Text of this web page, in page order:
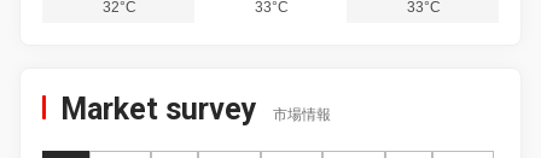
32°C
33°C
33°C
Market survey 市場情報